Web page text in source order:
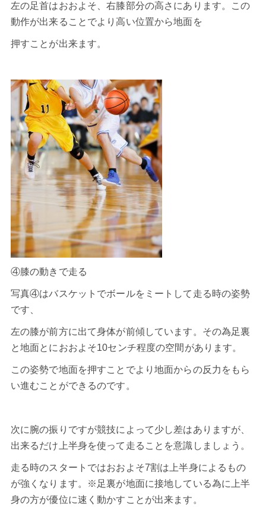
左の足首はおおよそ、右膝部分の高さにあります。この
動作が出来ることでより高い位置から地面を
押すことが出来ます。
④膝の動きで走る
写真④はバスケットでボールをミートして走る時の姿勢
です、
左の膝が前方に出て身体が前傾しています。その為足裏
と地面とにおおよそ10センチ程度の空間があります。
この姿勢で地面を押すことでより地面からの反力をもら
い進むことができるのです。
次に腕の振りですが競技によって少し差はありますが、
出来るだけ上半身を使って走ることを意識しましょう。
走る時のスタートではおおよそ7割は上半身によるもの
が強くなります。※足裏が地面に接地している為に上半
身の方が優位に速く動かすことが出来ます。